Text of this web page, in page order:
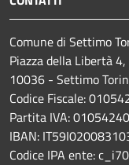
Comune di Settimo
Piazza della Libertà
10036 - Settimo
Codice Fiscale:
Partita IVA:
IBAN:
Codice IPA ente: